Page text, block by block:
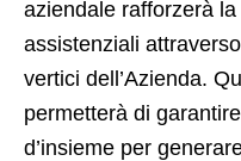
aziendale rafforzerà
assistenziali
vertici dell’Azienda.
permetterà di
d’insieme per